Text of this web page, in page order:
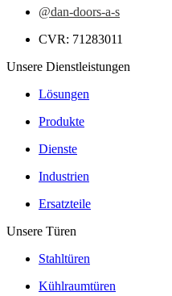
@dan-doors-a-s
CVR: 71283011
Unsere Dienstleistungen
Lösungen
Produkte
Dienste
Industrien
Ersatzteile
Unsere Türen
Stahltüren
Kühlraumtüren